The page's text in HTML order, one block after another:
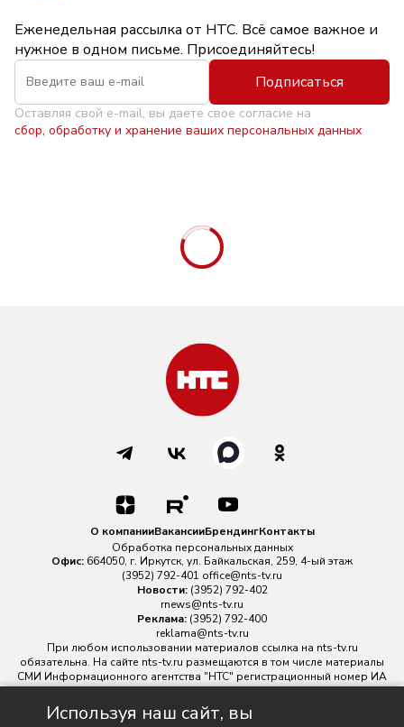
Еженедельная рассылка от НТС. Всё самое важное и
нужное в одном письме. Присоединяйтесь!
Подписаться
Оставляя свой e-mail, вы даете свое согласие на
сбор, обработку и хранение ваших персональных данных
Используя наш сайт, вы
О компанииВакансииБрендингКонтакты
Обработка персональных данных
Офис: 664050, г. Иркутск, ул. Байкальская, 259, 4-ый этаж
(3952) 792-401 office@nts-tv.ru
Новости: (3952) 792-402
rnews@nts-tv.ru
Реклама: (3952) 792-400
reklama@nts-tv.ru
При любом использовании материалов ссылка на nts-tv.ru
обязательна. На сайте nts-tv.ru размещаются в том числе материалы
СМИ Информационного агентства "НТС" регистрационный номер ИА
№ ФС 77 - 88763 зарегистрировано Федеральной службой по
надзору в сфере связи, информационных технологий и массовых
коммуникаций.